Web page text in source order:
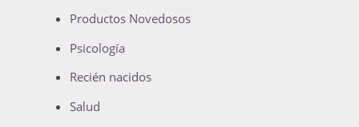
Productos Novedosos
Psicología
Recién nacidos
Salud